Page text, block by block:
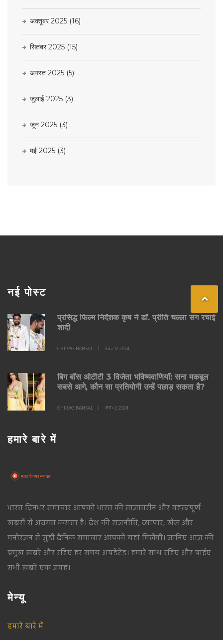
अक्तूबर 2025 (16)
सितंबर 2025 (15)
अगस्त 2025 (5)
जुलाई 2025 (3)
जून 2025 (3)
मई 2025 (3)
नई पोस्ट
प्रसिद्ध फिल्म निर्देशक कृष ने डॉ. प्रीति चल्ला संग रचाई
शादी
CHIRAG BANSAL नव॰ 12 2024
बिग बॉस ओटीटी 3 विजेता भविष्यवाणियाँ: सना मकबूल
सबसे आगे, कौन सा प्रतियोगी उन्हें पछाड़ सकता है?
CHIRAG BANSAL अग॰ 2 2024
हमारे बारे में
भारत दिनभर समाचार आपको भारत की ताजातरीन और महत्वपूर्ण
खबरों से अवगत कराता है। देश की राजनीति, व्यापार, खेल और
मनोरंजन से जुड़ी दैनिक समाचार आपको यहां मिलेंगी। जानिए आज की
प्रमुख खबरें और रहिए हर समय अपडेटेड। हमारे साथ रहिए और पाईए
सभी खबरें एक जगह।
मेन्यू
हमारे बारे में